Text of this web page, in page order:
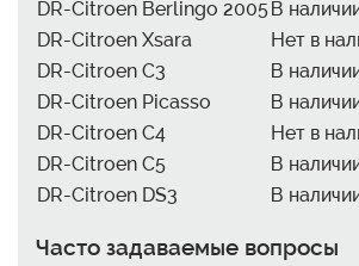
DR-Citroen Berlingo 2005В
DR-Citroen Xsara
Нет в
DR-Citroen C3
В
DR-Citroen Picasso
В
DR-Citroen C4
Нет в
DR-Citroen C5
В
DR-Citroen DS3
В
Часто задаваемые вопросы